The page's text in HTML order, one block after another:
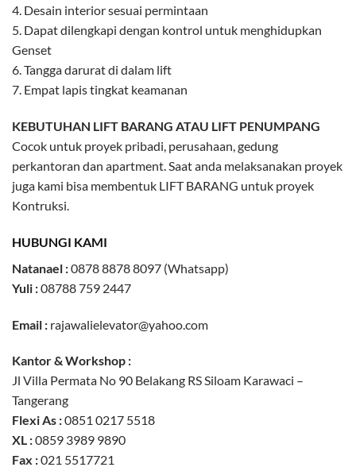
4. Desain interior sesuai permintaan
5. Dapat dilengkapi dengan kontrol untuk menghidupkan
Genset
6. Tangga darurat di dalam lift
7. Empat lapis tingkat keamanan
KEBUTUHAN LIFT BARANG ATAU LIFT PENUMPANG
Cocok untuk proyek pribadi, perusahaan, gedung
perkantoran dan apartment. Saat anda melaksanakan proyek
juga kami bisa membentuk LIFT BARANG untuk proyek
Kontruksi.
HUBUNGI KAMI
Natanael :0878 8878 8097 (Whatsapp)
Yuli :08788 759 2447
Email : rajawalielevator@yahoo.com
Kantor & Workshop :
Jl Villa Permata No 90 Belakang RS Siloam Karawaci –
Tangerang
Flexi As :0851 0217 5518
XL :0859 3989 9890
Fax :021 5517721